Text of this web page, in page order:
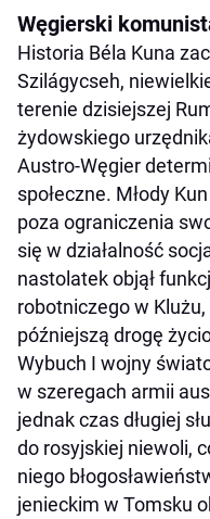
Węgierski
Historia Béla Kuna
Szilágycseh,
terenie dzisiejszej
żydowskiego
Austro-Węgier
społeczne. Młody
poza ograniczenia
się w działalność
nastolatek objął
robotniczego w
późniejszą drogę
Wybuch I wojny
w szeregach armii
jednak czas długiej
do rosyjskiej niewoli,
niego
jenieckim w Tomsku